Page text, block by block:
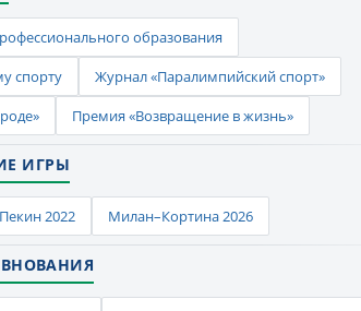
образования
спорту
Журнал «Паралимпийский спорт»
Премия «Возвращение в жизнь»
ИГРЫ
2022 Милан–Кортина 2026